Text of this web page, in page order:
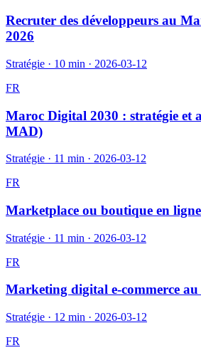
Recruter des développeurs au
2026
Stratégie · 10 min · 2026-03-12
FR
Maroc Digital 2030 : stratégie et
MAD)
Stratégie · 11 min · 2026-03-12
FR
Marketplace ou boutique en
Stratégie · 11 min · 2026-03-12
FR
Marketing digital e-commerce
Stratégie · 12 min · 2026-03-12
FR